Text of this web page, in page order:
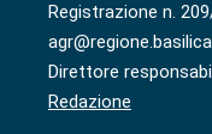
Registrazione n.
Direttore
Redazione